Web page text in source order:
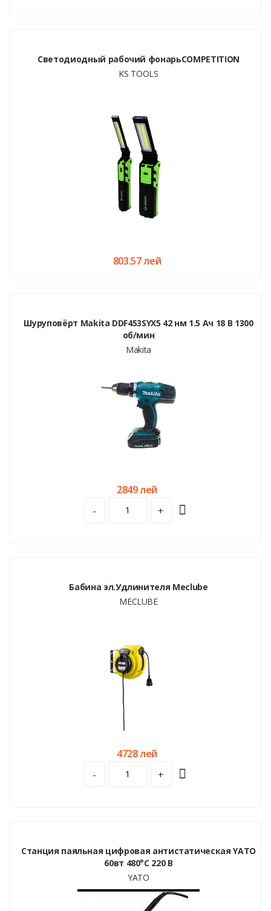
Светодиодный рабочий фонарьCOMPETITION
KS TOOLS
803.57 лей
Шуруповёрт Makita DDF453SYX5 42 нм 1.5 Ач 18 В 1300
об/мин
Makita
2849 лей
-
+
Бабина эл.Удлинителя Meclube
MECLUBE
4728 лей
-
+
Станция паяльная цифровая антистатическая YATO
60вт 480°C 220 В
YATO